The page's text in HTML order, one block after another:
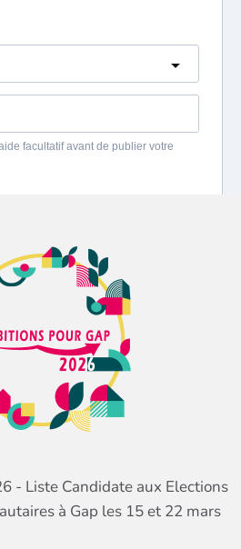
- Liste Candidate aux Elections
à Gap les 15 et 22 mars